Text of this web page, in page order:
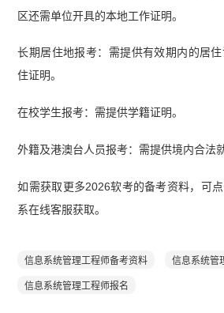
区还需单位开具的本地工作证明。
长期居住地报考：需提供有效期内的居
住证明。
在校学生报考：需提供学籍证明。
外籍及港澳台人员报考：需提供境内合法
如需获取更多2026软考的备考资料，可
系在线客服获取。
信息系统管理工程师备考资料 信息系统管
信息系统管理工程师报名